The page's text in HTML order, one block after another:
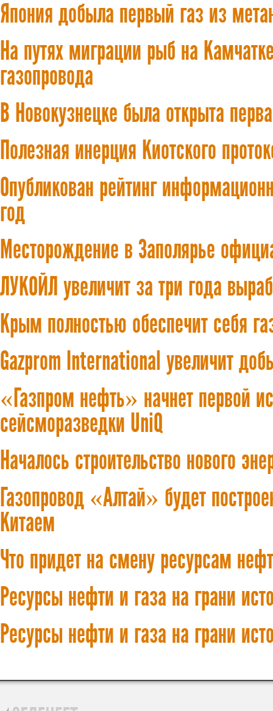
Япония добыла первый газ из
На путях миграции рыб на
газопровода
В Новокузнецке была открыта
Полезная инерция Киотского
Опубликован рейтинг
год
Месторождение в Заполярье
ЛУКОЙЛ увеличит за три года
Крым полностью обеспечит себя
Gazprom International увеличит
«Газпром нефть» начнет первой
сейсморазведки UniQ
Началось строительство нового
Газопровод «Алтай» будет
Китаем
Что придет на смену ресурсам
Ресурсы нефти и газа на грани
Ресурсы нефти и газа на грани